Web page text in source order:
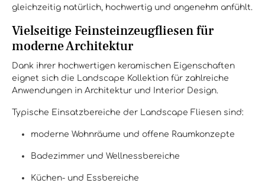
gleichzeitig natürlich, hochwertig und angenehm anfühlt.
Vielseitige Feinsteinzeugfliesen für
moderne Architektur
Dank ihrer hochwertigen keramischen Eigenschaften
eignet sich die Landscape Kollektion für zahlreiche
Anwendungen in Architektur und Interior Design.
Typische Einsatzbereiche der Landscape Fliesen sind:
moderne Wohnräume und offene Raumkonzepte
Badezimmer und Wellnessbereiche
Küchen- und Essbereiche